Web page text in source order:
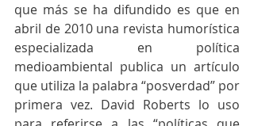
que más se ha difundido es que en
abril de 2010 una revista humorística
especializada en política
medioambiental publica un artículo
que utiliza la palabra “posverdad” por
primera vez. David Roberts lo uso